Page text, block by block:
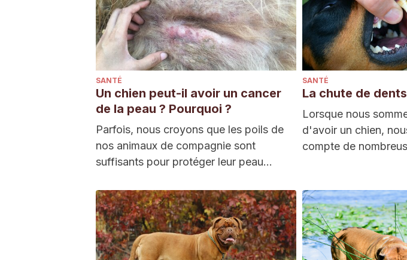
SANTÉ
Un chien peut-il avoir un cancer
de la peau ? Pourquoi ?
Parfois, nous croyons que les poils de
nos animaux de compagnie sont
suffisants pour protéger leur peau
SANTÉ
La chute de
Lorsque nous
d'avoir un chien,
compte de